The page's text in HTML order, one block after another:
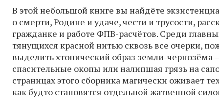
В этой небольшой книге вы найдёте
о смерти, Родине и удаче, чести и трусости,
гражданке и работе ФПВ-расчётов. Среди
тянущихся красной нитью сквозь все очерки,
выделить хтонический образ земли-чернозёма
спасительные окопы или налипшая грязь на
страницах этого сборника магически оживает
как будто становятся отдельной жатвенной